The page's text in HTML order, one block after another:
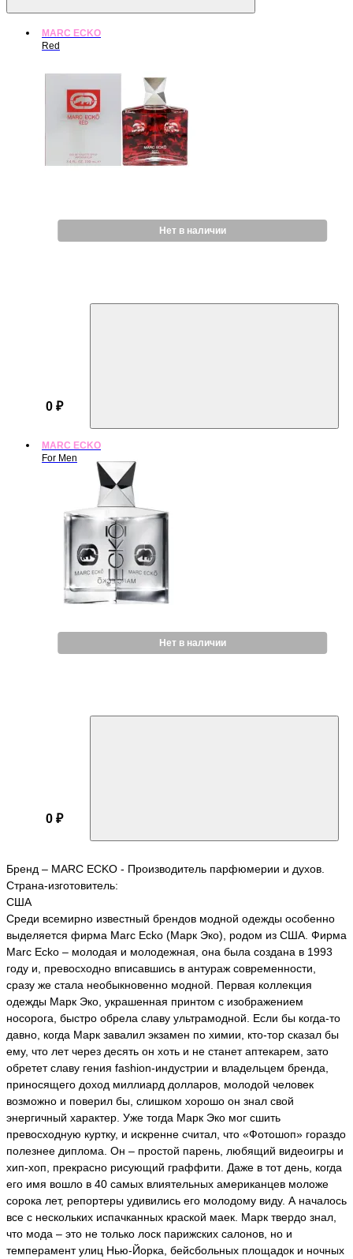
MARC ECKO
Red
Нет в наличии
0 ₽
MARC ECKO
For Men
Нет в наличии
0 ₽
Бренд – MARC ECKO - Производитель парфюмерии и духов.
Страна-изготовитель:
США
Среди всемирно известный брендов модной одежды особенно
выделяется фирма Marc Ecko (Марк Эко), родом из США. Фирма
Marc Ecko – молодая и молодежная, она была создана в 1993
году и, превосходно вписавшись в антураж современности,
сразу же стала необыкновенно модной. Первая коллекция
одежды Марк Эко, украшенная принтом с изображением
носорога, быстро обрела славу ультрамодной. Если бы когда-то
давно, когда Марк завалил экзамен по химии, кто-тор сказал бы
ему, что лет через десять он хоть и не станет аптекарем, зато
обретет славу гения fashion-индустрии и владельцем бренда,
приносящего доход миллиард долларов, молодой человек
возможно и поверил бы, слишком хорошо он знал свой
энергичный характер. Уже тогда Марк Эко мог сшить
превосходную куртку, и искренне считал, что «Фотошоп» гораздо
полезнее диплома. Он – простой парень, любящий видеоигры и
хип-хоп, прекрасно рисующий граффити. Даже в тот день, когда
его имя вошло в 40 самых влиятельных американцев моложе
сорока лет, репортеры удивились его молодому виду. А началось
все с нескольких испачканных краской маек. Марк твердо знал,
что мода – это не только лоск парижских салонов, но и
темперамент улиц Нью-Йорка, бейсбольных площадок и ночных